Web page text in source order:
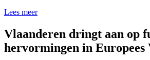
Lees meer
Vlaanderen dringt aan op
hervormingen in Europees